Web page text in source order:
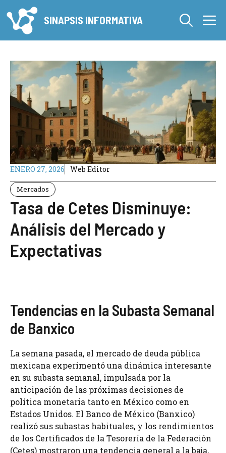
al
contenido
SINAPSIS INFORMATIVA
ENERO 27, 2026 Web Editor
Mercados
Tasa de Cetes Disminuye:
Análisis del Mercado y
Expectativas
Tendencias en la Subasta Semanal
de Banxico
La semana pasada, el mercado de deuda pública
mexicana experimentó una dinámica interesante
en su subasta semanal, impulsada por la
anticipación de las próximas decisiones de
política monetaria tanto en México como en
Estados Unidos. El Banco de México (Banxico)
realizó sus subastas habituales, y los rendimientos
de los Certificados de la Tesorería de la Federación
(Cetes) mostraron una tendencia general a la baja,